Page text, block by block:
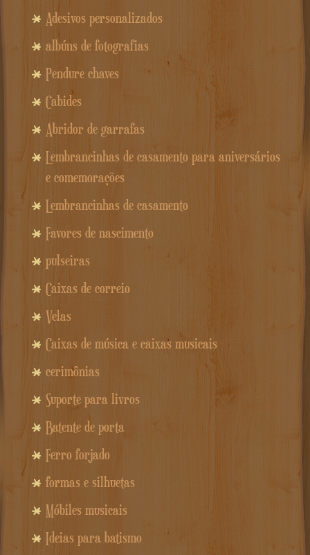
Adesivos personalizados
albúns de fotografias
Pendure chaves
Cabides
Abridor de garrafas
Lembrancinhas de casamento para aniversários
e comemorações
Lembrancinhas de casamento
Favores de nascimento
pulseiras
Caixas de correio
Velas
Caixas de música e caixas musicais
cerimônias
Suporte para livros
Batente de porta
Ferro forjado
formas e silhuetas
Móbiles musicais
Ideias para batismo